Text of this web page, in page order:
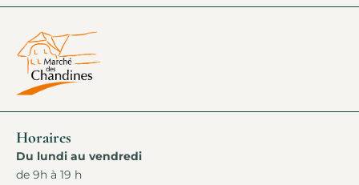
Horaires
Du lundi au vendredi
de 9h à 19 h